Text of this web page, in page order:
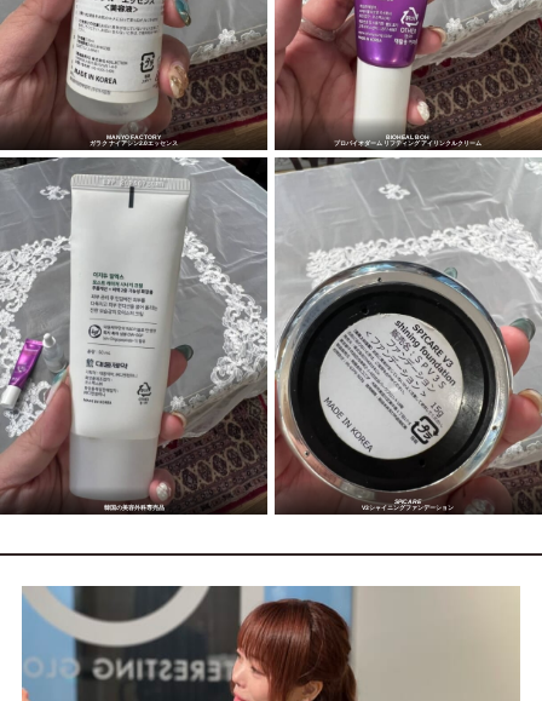
MANYO FACTORY
ガラク ナイアシン2.0エッセンス
BIOHEAL BOH
プロバイオダーム リフティング アイリンクルクリーム
韓国の美容外科専売品
SPICARE
V3シャイニングファンデーション